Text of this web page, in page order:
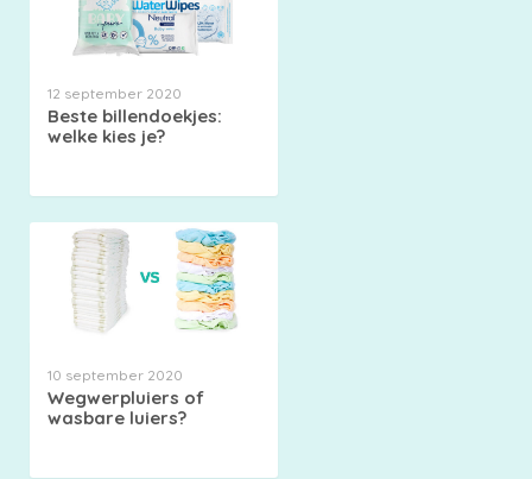
12 september 2020
Beste billendoekjes:
welke kies je?
10 september 2020
Wegwerpluiers of
wasbare luiers?